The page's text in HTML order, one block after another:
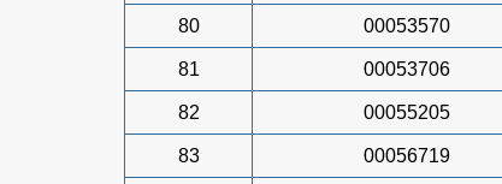
80 00053570
81 00053706
82 00055205
83 00056719